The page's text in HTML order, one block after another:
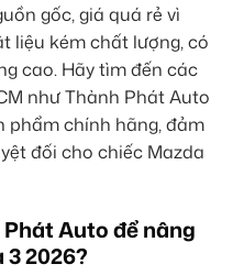
gốc, giá quá rẻ vì
liệu kém chất lượng, có
cao. Hãy tìm đến các
như Thành Phát Auto
phẩm chính hãng, đảm
đối cho chiếc Mazda
Auto để nâng
2026?